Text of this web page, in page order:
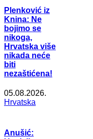
Plenković iz
Knina: Ne
bojimo se
nikoga,
Hrvatska više
nikada neće
biti
nezaštićena!
05.08.2026.
Hrvatska
Anušić: